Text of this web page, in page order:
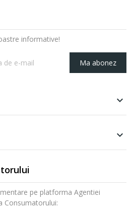
informative!
Ma abonez


pe platforma Agentiei
Consumatorului: